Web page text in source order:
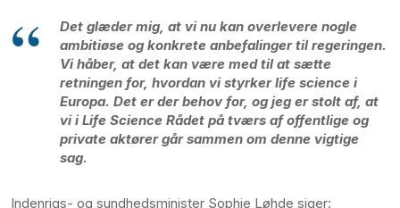
Det glæder mig, at vi nu kan overlevere nogle
ambitiøse og konkrete anbefalinger til regeringen.
Vi håber, at det kan være med til at sætte
retningen for, hvordan vi styrker life science i
Europa. Det er der behov for, og jeg er stolt af, at
vi i Life Science Rådet på tværs af offentlige og
private aktører går sammen om denne vigtige
sag.
Indenrigs- og sundhedsminister Sophie Løhde siger: